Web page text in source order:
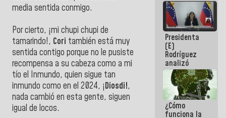
media sentida conmigo.
Por cierto, ¡mi chupi chupi de
tamarindo!, Cori también está muy
sentida contigo porque no le pusiste
recompensa a su cabeza como a mi
tío el Inmundo, quien sigue tan
inmundo como en el 2024, ¡Diosdi!,
nada cambió en esta gente, siguen
igual de locos.
vayas a
escribir
hazlo hoy
por que no
sabemos si
la semana
que viene
hay
programa
Presidenta
(E)
Rodríguez
analizó
junto a
gobernadores
planes de
recuperación
del Sistema
Eléctrico
¿Cómo
funciona la